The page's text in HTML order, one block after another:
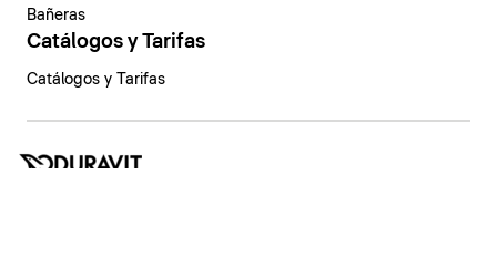
Bañeras
Catálogos y Tarifas
Catálogos y Tarifas